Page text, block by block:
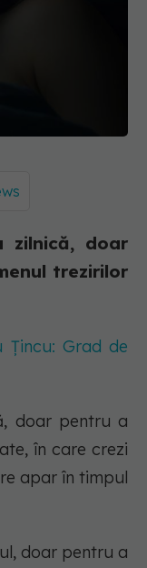
zilnică, doar
trezirilor
Țincu: Grad de
doar pentru a
în care crezi
apar în timpul
doar pentru a